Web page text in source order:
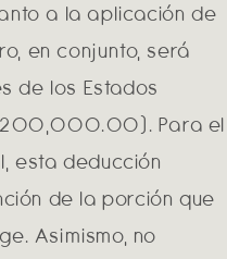
a la aplicación de
en conjunto, será
de los Estados
200,000.00). Para el
esta deducción
de la porción que
Asimismo, no